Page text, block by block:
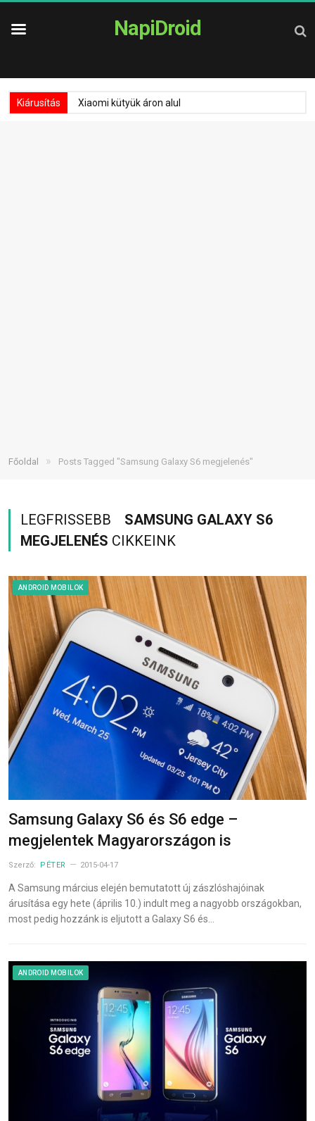
NapiDroid
Kiárusítás Xiaomi kütyük áron alul
Főoldal » Posts Tagged "Samsung Galaxy S6 megjelenés"
LEGFRISSEBB
SAMSUNG GALAXY S6
MEGJELENÉS CIKKEINK
ANDROID MOBILOK
Samsung Galaxy S6 és S6 edge –
megjelentek Magyarországon is
Szerző: PÉTER 2015-04-17
A Samsung március elején bemutatott új zászlóshajóinak
árusítása egy hete (április 10.) indult meg a nagyobb országokban,
most pedig hozzánk is eljutott a Galaxy S6 és…
ANDROID MOBILOK